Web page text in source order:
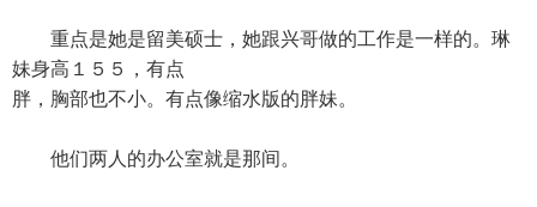
重点是她是留美硕士，她跟兴哥做的工作是一样的。琳
妹身高１５５，有点
胖，胸部也不小。有点像缩水版的胖妹。
他们两人的办公室就是那间。